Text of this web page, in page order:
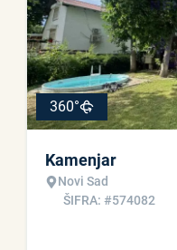
360°
Kamenjar
Novi Sad
ŠIFRA: #574082